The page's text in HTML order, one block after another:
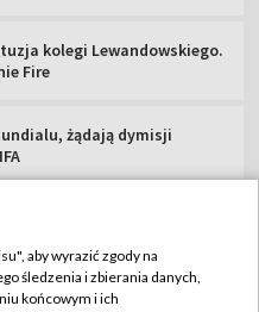
kolegi Lewandowskiego.
Fire
żądają dymisji
aby wyrazić zgody na
śledzenia i zbierania danych,
końcowym i ich